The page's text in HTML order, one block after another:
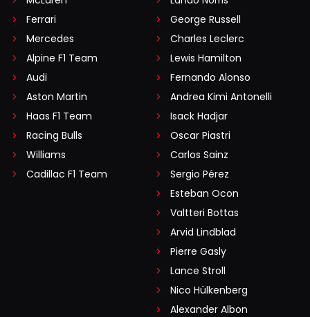
Ferrari
Mercedes
Alpine F1 Team
Audi
Aston Martin
Haas F1 Team
Racing Bulls
Williams
Cadillac F1 Team
George Russell
Charles Leclerc
Lewis Hamilton
Fernando Alonso
Andrea Kimi Antonelli
Isack Hadjar
Oscar Piastri
Carlos Sainz
Sergio Pérez
Esteban Ocon
Valtteri Bottas
Arvid Lindblad
Pierre Gasly
Lance Stroll
Nico Hülkenberg
Alexander Albon